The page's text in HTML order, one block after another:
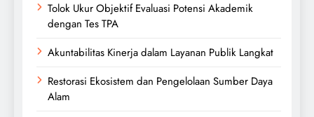
Tolok Ukur Objektif Evaluasi Potensi Akademik
dengan Tes TPA
Akuntabilitas Kinerja dalam Layanan Publik Langkat
Restorasi Ekosistem dan Pengelolaan Sumber Daya
Alam